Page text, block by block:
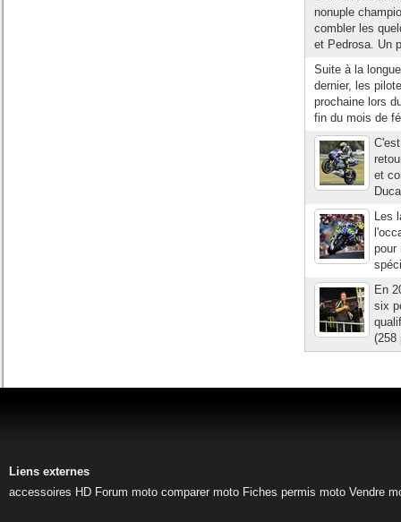
nonuple
combler les
et Pedrosa. Un
Suite à la
dernier, les
prochaine lors
fin du mois de
et
Les
pour
En
six
(258
Liens externes
accessoires HD Forum moto comparer moto Fiches permis moto Vendre